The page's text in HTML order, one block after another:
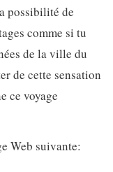
possibilité de
comme si tu
de la ville du
de cette sensation
ce voyage
Web suivante: